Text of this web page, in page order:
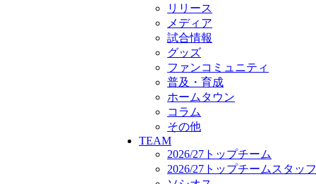
ボランティアチーム「
ビクトリーロード
HOMEGAME
観戦ルール＆マナー
ホームゲーム運営管理規定
Jリーグ運営管理規定
写真・動画使用ガイドライン
ロートフィールド奈良
SCHEDULE
2026/27
練習見学時のファンサービス
TICKET
奈良クラブ明治安田J3リーグ
リリース
メディア
試合情報
グッズ
ファンコミュニティ
普及・育成
ホームタウン
コラム
その他
TEAM
2026/27トップチーム
2026/27トップチームスタッフ